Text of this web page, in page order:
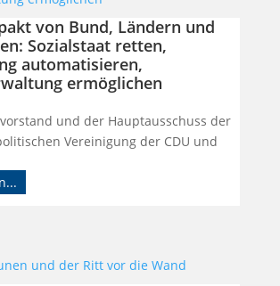
von Bund, Ländern und
Sozialstaat retten,
automatisieren,
ermöglichen
und der Hauptausschuss der
Vereinigung der CDU und